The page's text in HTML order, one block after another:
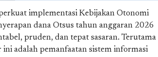
implementasi Kebijakan Otonomi
dana Otsus tahun anggaran 2026
pruden, dan tepat sasaran. Terutama
adalah pemanfaatan sistem informasi